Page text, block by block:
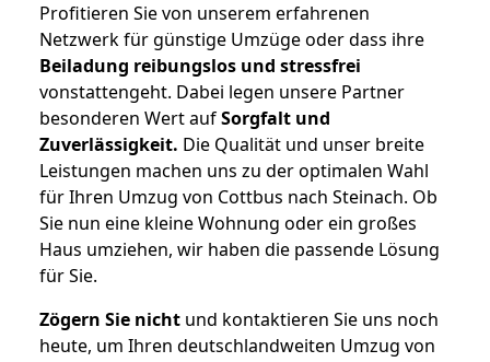
Profitieren Sie von unserem erfahrenen
Netzwerk für günstige Umzüge oder dass ihre
Beiladung reibungslos und stressfrei
vonstattengeht. Dabei legen unsere Partner
besonderen Wert aufSorgfalt und
Zuverlässigkeit. Die Qualität und unser breite
Leistungen machen uns zu der optimalen Wahl
für Ihren Umzug von Cottbus nach Steinach. Ob
Sie nun eine kleine Wohnung oder ein großes
Haus umziehen, wir haben die passende Lösung
für Sie.
Zögern Sie nicht und kontaktieren Sie uns noch
heute, um Ihren deutschlandweiten Umzug von